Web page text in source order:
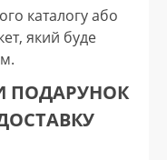
каталогу або
який буде
ПОДАРУНОК